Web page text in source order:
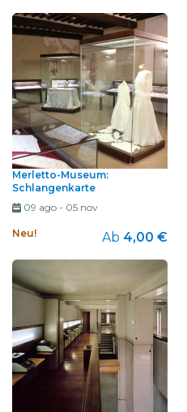
Merletto-Museum:
Schlangenkarte
09 ago- 05 nov
Neu! Ab 4,00 €